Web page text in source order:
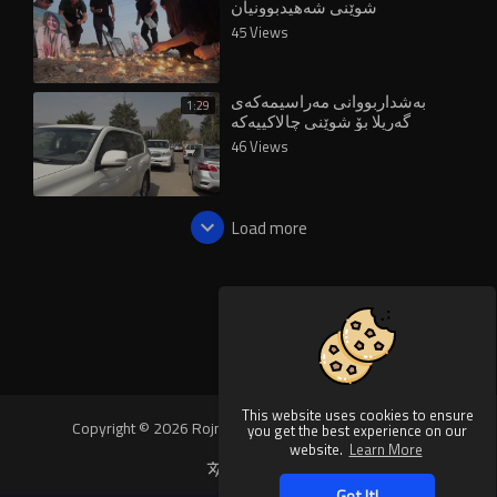
This website uses cookies to ensure
you get the best experience on our
website. Learn More
شوێنی شەهیدبوونیان
بەبیرهێنرانەوە
45 Views
1:29 بەشداربووانی مەراسیمەکەی
گەریلا بۆ شوێنی چالاكییەكە
بەڕێكکەوتن
46 Views
Load more
Copyright © 2026 Rojnews Video. All rights reserved.
Language